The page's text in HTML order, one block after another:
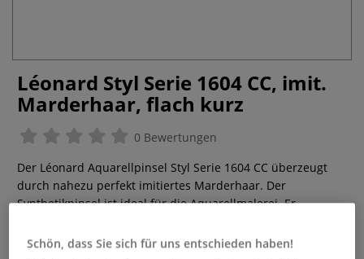
Léonard Styl Serie 1604 CC, imit.
Marderhaar, flach kurz
0 Bewertungen
Der Léonard Aquarellpinsel Styl Serie 1604 CC überzeugt
durch nahezu perfekt imitiertes Marderhaar. Der
Synthetikpinsel ist ideal für die Aquarellmalerei. Er
Farbaufnahme.
Mehr
Schön, dass Sie sich für uns entschieden haben!